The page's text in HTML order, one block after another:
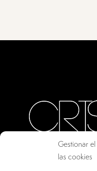
Gestionar
las cookies